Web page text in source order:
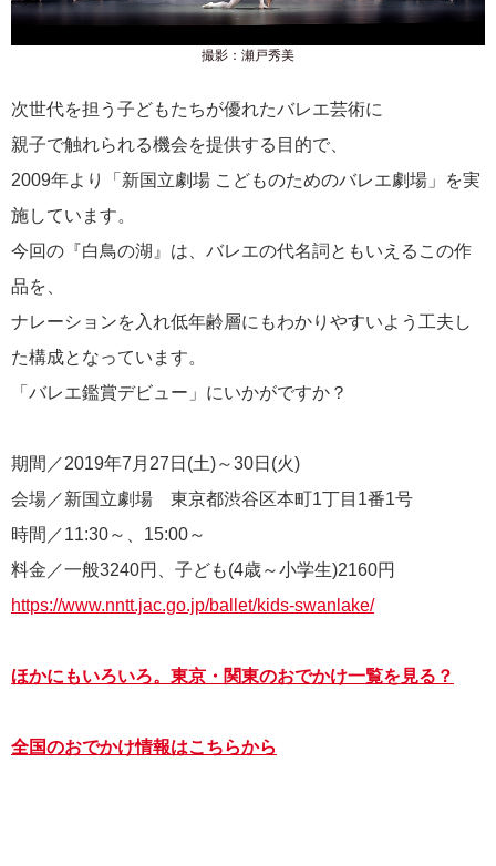
撮影：瀬戸秀美
次世代を担う子どもたちが優れたバレエ芸術に
親子で触れられる機会を提供する目的で、
2009年より「新国立劇場 こどものためのバレエ劇場」を実
施しています。
今回の『白鳥の湖』は、バレエの代名詞ともいえるこの作
品を、
ナレーションを入れ低年齢層にもわかりやすいよう工夫し
た構成となっています。
「バレエ鑑賞デビュー」にいかがですか？
期間／2019年7月27日(土)～30日(火)
会場／新国立劇場 東京都渋谷区本町1丁目1番1号
時間／11:30～、15:00～
料金／一般3240円、子ども(4歳～小学生)2160円
https://www.nntt.jac.go.jp/ballet/kids-swanlake/
ほかにもいろいろ。東京・関東のおでかけ一覧を見る？
全国のおでかけ情報はこちらから